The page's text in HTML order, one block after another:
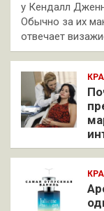
у Кендалл
Обычно за их
отвечает